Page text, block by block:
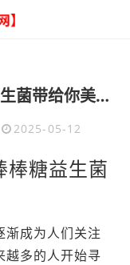
甜蜜健康新选择 造型棒棒糖益生菌带给你美味与活力
2025-05-12
棒糖益生菌
成为人们关注
越多的人开始寻